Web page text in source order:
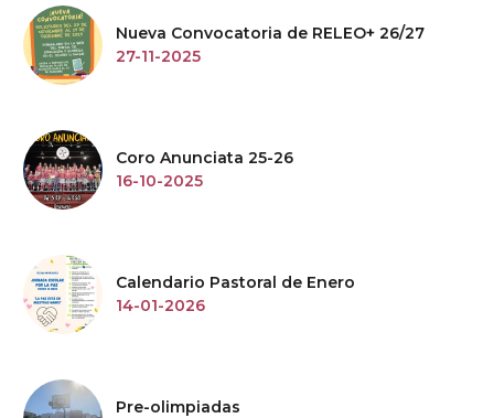
Nueva Convocatoria de RELEO+ 26/27
27-11-2025
Coro Anunciata 25-26
16-10-2025
Calendario Pastoral de Enero
14-01-2026
Pre-olimpiadas